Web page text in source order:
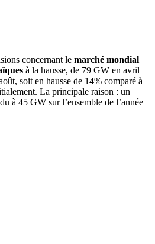
concernant le marché mondial
à la hausse, de 79 GW en avril
soit en hausse de 14% comparé à
La principale raison : un
à 45 GW sur l’ensemble de l’année